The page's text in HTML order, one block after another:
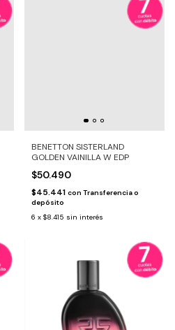
BENETTON SISTERLAND
GOLDEN VAINILLA W EDP
$50.490
$45.441 con Transferencia o
depósito
6 x $8.415 sin interés